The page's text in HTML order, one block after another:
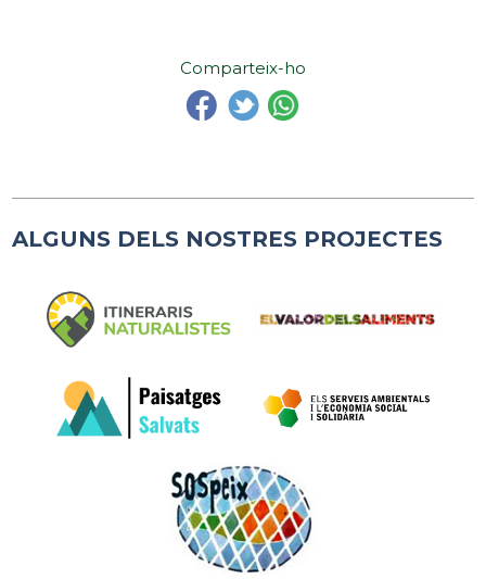
Comparteix-ho
ALGUNS DELS NOSTRES PROJECTES